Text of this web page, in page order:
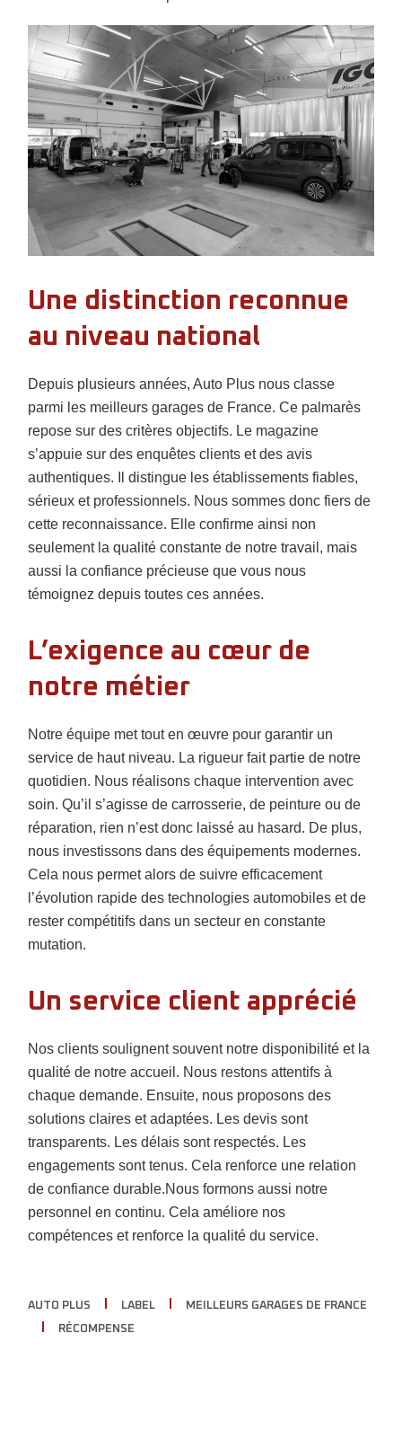
Une distinction reconnue
au niveau national
Depuis plusieurs années, Auto Plus nous classe
parmi les meilleurs garages de France. Ce palmarès
repose sur des critères objectifs. Le magazine
s’appuie sur des enquêtes clients et des avis
authentiques. Il distingue les établissements fiables,
sérieux et professionnels. Nous sommes donc fiers de
cette reconnaissance. Elle confirme ainsi non
seulement la qualité constante de notre travail, mais
aussi la confiance précieuse que vous nous
témoignez depuis toutes ces années.
L’exigence au cœur de
notre métier
Notre équipe met tout en œuvre pour garantir un
service de haut niveau. La rigueur fait partie de notre
quotidien. Nous réalisons chaque intervention avec
soin. Qu’il s’agisse de carrosserie, de peinture ou de
réparation, rien n’est donc laissé au hasard. De plus,
nous investissons dans des équipements modernes.
Cela nous permet alors de suivre efficacement
l’évolution rapide des technologies automobiles et de
rester compétitifs dans un secteur en constante
mutation.
Un service client apprécié
Nos clients soulignent souvent notre disponibilité et la
qualité de notre accueil. Nous restons attentifs à
chaque demande. Ensuite, nous proposons des
solutions claires et adaptées. Les devis sont
transparents. Les délais sont respectés. Les
engagements sont tenus. Cela renforce une relation
de confiance durable.Nous formons aussi notre
personnel en continu. Cela améliore nos
compétences et renforce la qualité du service.
AUTO PLUS LABEL
MEILLEURS GARAGES DE FRANCE
RÉCOMPENSE